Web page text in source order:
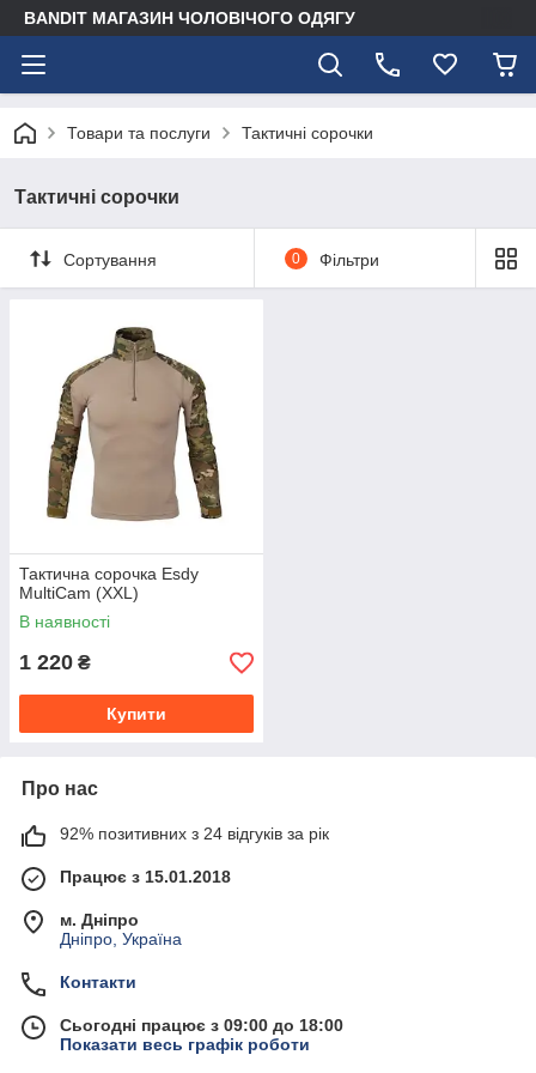
BANDIT МАГАЗИН ЧОЛОВІЧОГО ОДЯГУ
Товари та послуги Тактичні сорочки
Тактичні сорочки
Сортування 0 Фільтри
Тактична сорочка Esdy
MultiCam (XXL)
В наявності
1 220 ₴
Купити
Про нас
92% позитивних з 24 відгуків за рік
Працює з 15.01.2018
м. Дніпро
Дніпро, Україна
Контакти
Сьогодні працює з 09:00 до 18:00
Показати весь графік роботи